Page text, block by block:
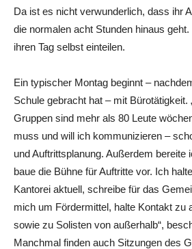
Da ist es nicht verwunderlich, dass ihr
die normalen acht Stunden hinaus
ihren Tag selbst einteilen.
Ein typischer Montag beginnt –
Schule gebracht hat – mit Bürotätigkeit.
Gruppen sind mehr als 80 Leute
muss und will ich kommunizieren –
und Auftrittsplanung. Außerdem bereite
baue die Bühne für Auftritte vor. Ich
Kantorei aktuell, schreibe für das
mich um Fördermittel, halte Kontakt zu
sowie zu Solisten von außerhalb“,
Manchmal finden auch Sitzungen des